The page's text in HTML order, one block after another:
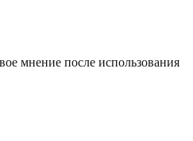
мнение после использования